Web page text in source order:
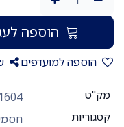
הוספה
הוספה למועדפים
מק"ט
קטגוריות